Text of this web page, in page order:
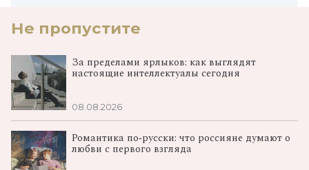
Не пропустите
За пределами ярлыков: как выглядят
настоящие интеллектуалы сегодня
08.08.2026
Романтика по‑русски: что россияне думают о
любви с первого взгляда